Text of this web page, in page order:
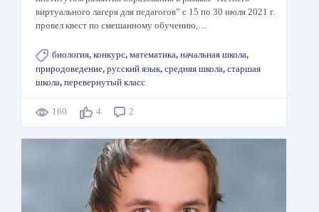
виртуального лагеря для педагогов” с 15 по 30 июля 2021 г.
провел квест по смешанному обучению,…
биология, конкурс, математика, начальная школа,
природоведение, русский язык, средняя школа, старшая
школа, перевернутый класс
160 4 2